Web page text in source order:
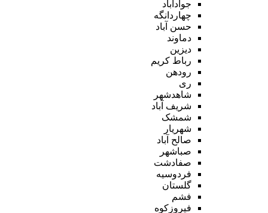
جوادآباد
چهاردانگه
حسن آباد
دماوند
دیزین
رباط کریم
رودهن
ری
شاهدشهر
شریف آباد
شمشک
شهریار
صالح آباد
صباشهر
صفادشت
فردوسیه
گلستان
فشم
فیروزکوه